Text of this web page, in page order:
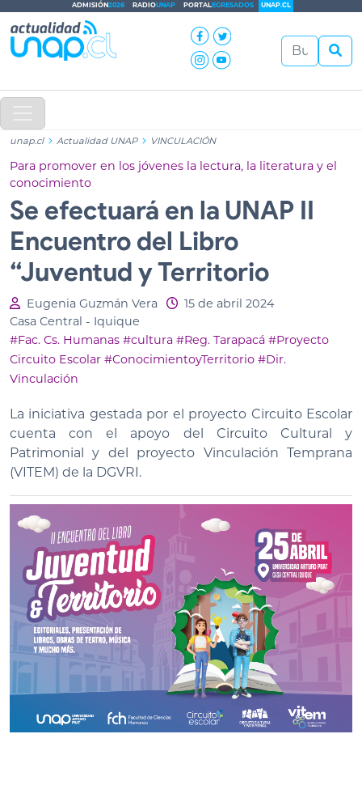
ADMISIÓN2026 RADIOUNAP PORTALEGRESADOS UNAP.CL
unap.cl Actualidad UNAP VINCULACIÓN
Para promover en los jóvenes la lectura, la literatura y el
conocimiento
Se efectuará en la UNAP II
Encuentro del Libro
“Juventud y Territorio
Eugenia Guzmán Vera
15 de abril 2024
Casa Central - Iquique
#Fac. Cs. Humanas #cultura #Reg. Tarapacá #Proyecto
Circuito Escolar #ConocimientoyTerritorio #Dir.
Vinculación
La iniciativa gestada por el proyecto Circuito Escolar
cuenta con el apoyo del Circuito Cultural y
Patrimonial y del proyecto Vinculación Temprana
(VITEM) de la DGVRI.